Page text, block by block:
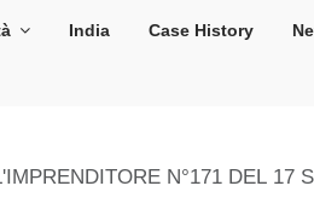
India Case History
N°171 DEL 17